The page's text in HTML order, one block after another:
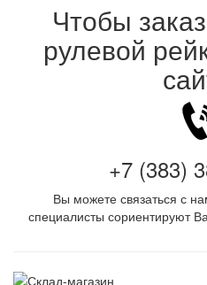
Чтобы
рулевой
+7 (383)
Вы можете связаться с
специалисты сориентируют